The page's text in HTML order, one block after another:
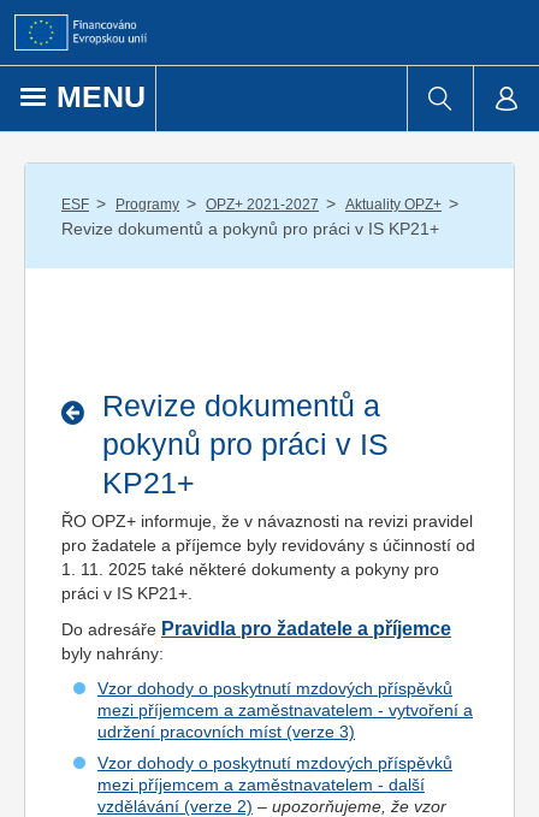
Přejít k obsahu
MENU
ESF / Programy / OPZ+ 2021-2027 / Aktuality OPZ+ /
Revize dokumentů a pokynů pro práci v IS KP21+
Revize dokumentů a
pokynů pro práci v IS
KP21+
ŘO OPZ+ informuje, že v návaznosti na revizi pravidel
pro žadatele a příjemce byly revidovány s účinností od
1. 11. 2025 také některé dokumenty a pokyny pro
práci v IS KP21+.
Do adresáře Pravidla pro žadatele a příjemce
byly nahrány:
Vzor dohody o poskytnutí mzdových příspěvků
mezi příjemcem a zaměstnavatelem - vytvoření a
udržení pracovních míst (verze 3)
Vzor dohody o poskytnutí mzdových příspěvků
mezi příjemcem a zaměstnavatelem - další
vzdělávání (verze 2) – upozorňujeme, že vzor